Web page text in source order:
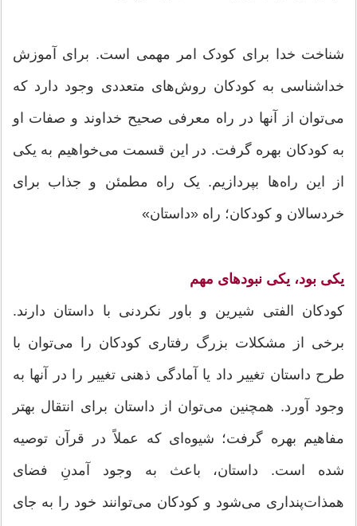
شناخت خدا برای کودک امر مهمی‌ است. برای آموزش
خداشناسی به کودکان روش‌های متعددی وجود دارد که
می‌توان از آنها در راه معرفی صحیح خداوند و صفات او
به کودکان بهره گرفت. در این قسمت می‌خواهیم به یکی
از این راه‌ها بپردازیم. یک راه مطمئن و جذاب برای
خردسالان و کودکان؛ راه «داستان»
یکی بود، یکی نبودهای مهم
کودکان الفتی شیرین و باور نکردنی با داستان دارند.
برخی از مشکلات بزرگ رفتاری کودکان را می‌توان با
طرح داستان تغییر داد یا آمادگی ذهنی تغییر را در آنها به
وجود آورد. همچنین می‌توان از داستان برای انتقال بهتر
مفاهیم بهره گرفت؛ شیوه‌ای که عملاً در قرآن توصیه
شده است. داستان، باعث به وجود آمدنِ فضای
همذات‌پنداری می‌شود و کودکان می‌توانند خود را به جای